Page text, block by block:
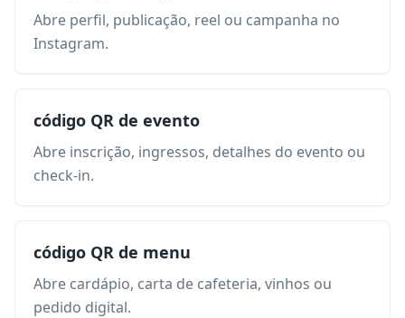
Abre perfil, publicação, reel ou campanha no
Instagram.
código QR de evento
Abre inscrição, ingressos, detalhes do evento ou
check-in.
código QR de menu
Abre cardápio, carta de cafeteria, vinhos ou
pedido digital.